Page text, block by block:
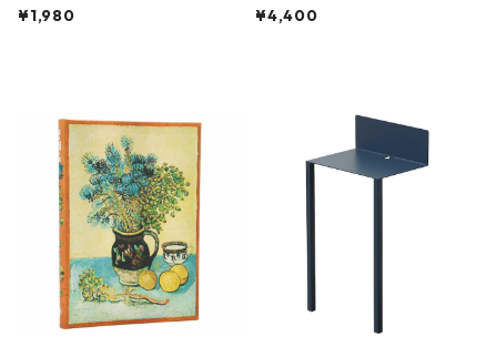
ch 3532 ルートート WR.ポーチ.ラ
¥1,980
AKU Timeless 100パーセント ス
¥4,400